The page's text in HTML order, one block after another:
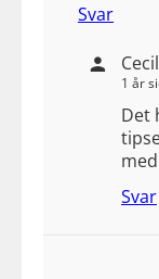
Svar
1 år
Det
Svar